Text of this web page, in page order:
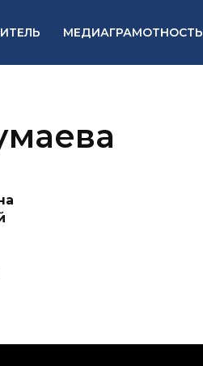
МЕДИАГРАМОТНОСТЬ